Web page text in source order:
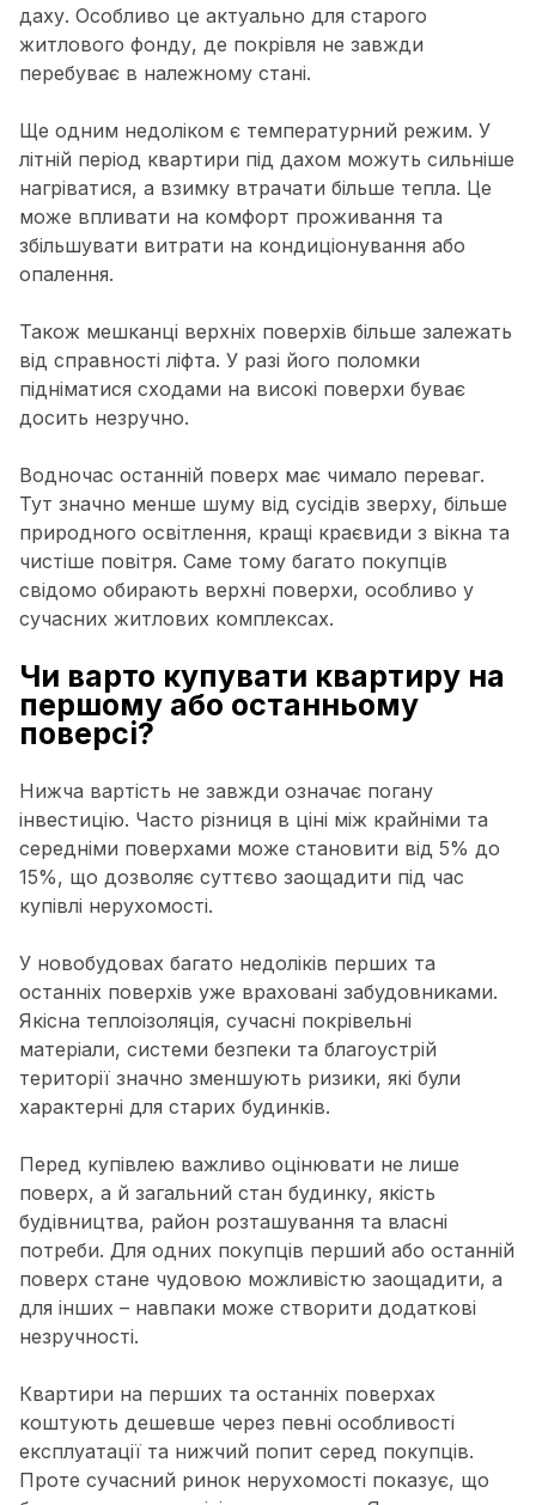
даху. Особливо це актуально для старого
житлового фонду, де покрівля не завжди
перебуває в належному стані.
Ще одним недоліком є температурний режим. У
літній період квартири під дахом можуть сильніше
нагріватися, а взимку втрачати більше тепла. Це
може впливати на комфорт проживання та
збільшувати витрати на кондиціонування або
опалення.
Також мешканці верхніх поверхів більше залежать
від справності ліфта. У разі його поломки
підніматися сходами на високі поверхи буває
досить незручно.
Водночас останній поверх має чимало переваг.
Тут значно менше шуму від сусідів зверху, більше
природного освітлення, кращі краєвиди з вікна та
чистіше повітря. Саме тому багато покупців
свідомо обирають верхні поверхи, особливо у
сучасних житлових комплексах.
Чи варто купувати квартиру на
першому або останньому
поверсі?
Нижча вартість не завжди означає погану
інвестицію. Часто різниця в ціні між крайніми та
середніми поверхами може становити від 5% до
15%, що дозволяє суттєво заощадити під час
купівлі нерухомості.
У новобудовах багато недоліків перших та
останніх поверхів уже враховані забудовниками.
Якісна теплоізоляція, сучасні покрівельні
матеріали, системи безпеки та благоустрій
території значно зменшують ризики, які були
характерні для старих будинків.
Перед купівлею важливо оцінювати не лише
поверх, а й загальний стан будинку, якість
будівництва, район розташування та власні
потреби. Для одних покупців перший або останній
поверх стане чудовою можливістю заощадити, а
для інших – навпаки може створити додаткові
незручності.
Квартири на перших та останніх поверхах
коштують дешевше через певні особливості
експлуатації та нижчий попит серед покупців.
Проте сучасний ринок нерухомості показує, що